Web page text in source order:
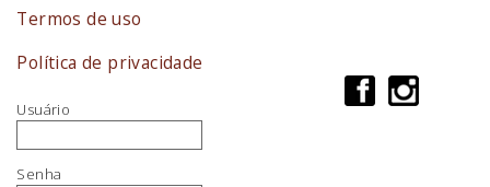
Termos de uso
Política de privacidade
Usuário
Senha